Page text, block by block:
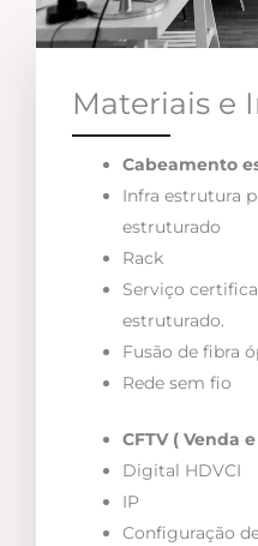
Materiais e
Cabeamento
Infra estrutura
estruturado
Rack
Serviço
estruturado.
Fusão de fibra
Rede sem fio
CFTV ( Venda
Digital HDVCI
IP
Configuração